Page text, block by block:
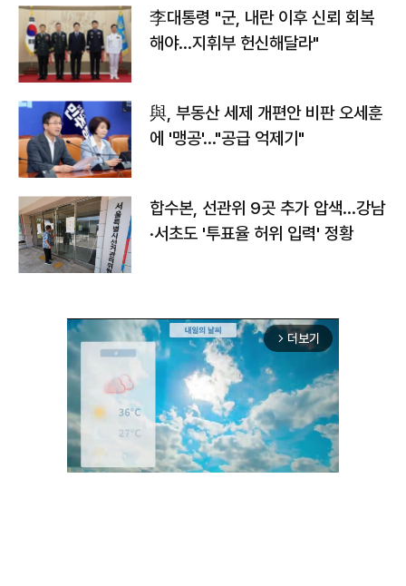
李대통령 "군, 내란 이후 신뢰 회복
해야…지휘부 헌신해달라"
與, 부동산 세제 개편안 비판 오세훈
에 '맹공'…"공급 억제기"
합수본, 선관위 9곳 추가 압색…강남
·서초도 '투표율 허위 입력' 정황
arrow_forward_ios 더보기